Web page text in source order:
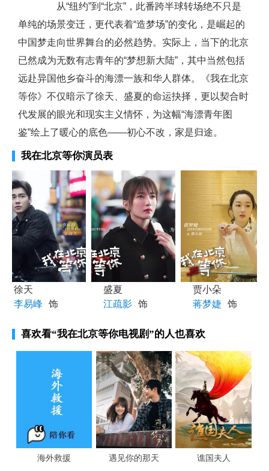
从“纽约”到“北京”，此番跨半球转场绝不只是
单纯的场景变迁，更代表着“造梦场”的变化，是崛起的
中国梦走向世界舞台的必然趋势。实际上，当下的北京
已然成为无数有志青年的“梦想新大陆”，其中当然包括
远赴异国他乡奋斗的海漂一族和华人群体。《我在北京
等你》不仅暗示了徐天、盛夏的命运抉择，更以契合时
代发展的眼光和现实主义情怀，为这幅“海漂青年图
鉴”绘上了暖心的底色——初心不改，家是归途。
我在北京等你演员表
徐天
李易峰 饰
盛夏
江疏影 饰
贾小朵
蒋梦婕 饰
喜欢看“我在北京等你电视剧”的人也喜欢
海外救援 遇见你的那天 谯国夫人